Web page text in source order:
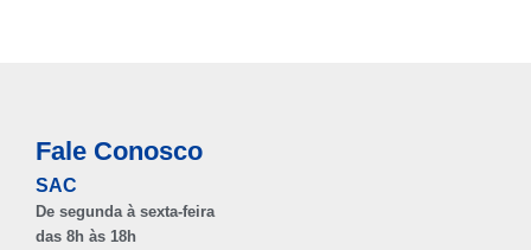
Fale Conosco
SAC
De segunda à sexta-feira
das 8h às 18h